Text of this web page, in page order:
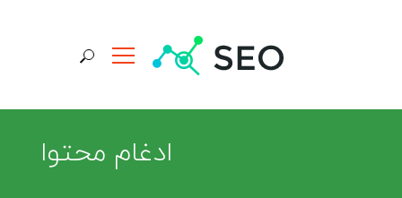
جستجو برای:
ادغام محتوا